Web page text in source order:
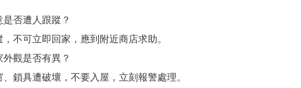
否遭人跟蹤？
不可立即回家，應到附近商店求助。
觀是否有異？
鎖具遭破壞，不要入屋，立刻報警處理。